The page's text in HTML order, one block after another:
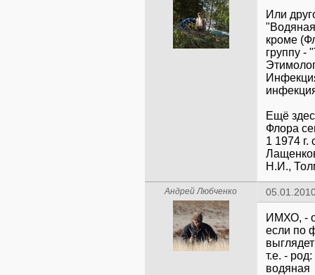
Или
кроме
группу -
Ещё
Флора
1 1974
Н.И.,
Андрей Любченко
ИМХО, -
если по
т.е. -
водяная